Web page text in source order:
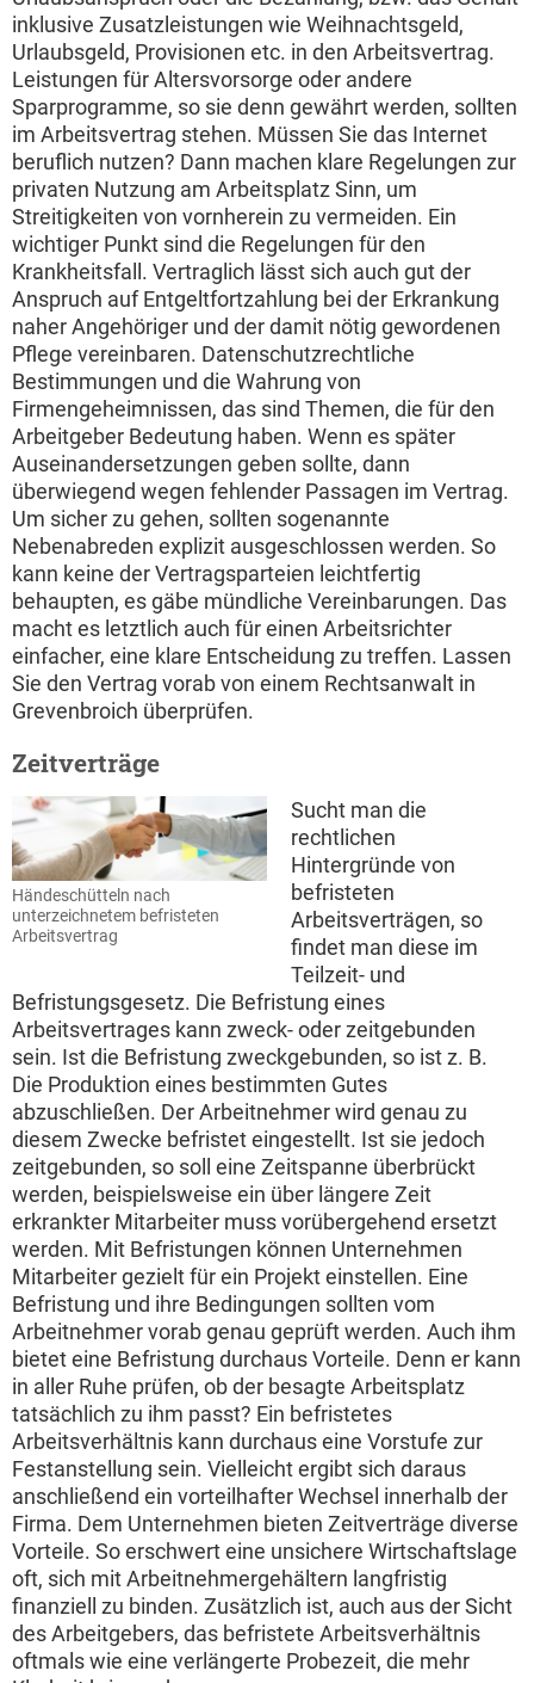
inklusive Zusatzleistungen wie Weihnachtsgeld,
Urlaubsgeld, Provisionen etc. in den Arbeitsvertrag.
Leistungen für Altersvorsorge oder andere
Sparprogramme, so sie denn gewährt werden, sollten
im Arbeitsvertrag stehen. Müssen Sie das Internet
beruflich nutzen? Dann machen klare Regelungen zur
privaten Nutzung am Arbeitsplatz Sinn, um
Streitigkeiten von vornherein zu vermeiden. Ein
wichtiger Punkt sind die Regelungen für den
Krankheitsfall. Vertraglich lässt sich auch gut der
Anspruch auf Entgeltfortzahlung bei der Erkrankung
naher Angehöriger und der damit nötig gewordenen
Pflege vereinbaren. Datenschutzrechtliche
Bestimmungen und die Wahrung von
Firmengeheimnissen, das sind Themen, die für den
Arbeitgeber Bedeutung haben. Wenn es später
Auseinandersetzungen geben sollte, dann
überwiegend wegen fehlender Passagen im Vertrag.
Um sicher zu gehen, sollten sogenannte
Nebenabreden explizit ausgeschlossen werden. So
kann keine der Vertragsparteien leichtfertig
behaupten, es gäbe mündliche Vereinbarungen. Das
macht es letztlich auch für einen Arbeitsrichter
einfacher, eine klare Entscheidung zu treffen. Lassen
Sie den Vertrag vorab von einem Rechtsanwalt in
Grevenbroich überprüfen.
Zeitverträge
Händeschütteln nach
unterzeichnetem befristeten
Arbeitsvertrag
Sucht man die
rechtlichen
Hintergründe von
befristeten
Arbeitsverträgen, so
findet man diese im
Teilzeit- und
Befristungsgesetz. Die Befristung eines
Arbeitsvertrages kann zweck- oder zeitgebunden
sein. Ist die Befristung zweckgebunden, so ist z. B.
Die Produktion eines bestimmten Gutes
abzuschließen. Der Arbeitnehmer wird genau zu
diesem Zwecke befristet eingestellt. Ist sie jedoch
zeitgebunden, so soll eine Zeitspanne überbrückt
werden, beispielsweise ein über längere Zeit
erkrankter Mitarbeiter muss vorübergehend ersetzt
werden. Mit Befristungen können Unternehmen
Mitarbeiter gezielt für ein Projekt einstellen. Eine
Befristung und ihre Bedingungen sollten vom
Arbeitnehmer vorab genau geprüft werden. Auch ihm
bietet eine Befristung durchaus Vorteile. Denn er kann
in aller Ruhe prüfen, ob der besagte Arbeitsplatz
tatsächlich zu ihm passt? Ein befristetes
Arbeitsverhältnis kann durchaus eine Vorstufe zur
Festanstellung sein. Vielleicht ergibt sich daraus
anschließend ein vorteilhafter Wechsel innerhalb der
Firma. Dem Unternehmen bieten Zeitverträge diverse
Vorteile. So erschwert eine unsichere Wirtschaftslage
oft, sich mit Arbeitnehmergehältern langfristig
finanziell zu binden. Zusätzlich ist, auch aus der Sicht
des Arbeitgebers, das befristete Arbeitsverhältnis
oftmals wie eine verlängerte Probezeit, die mehr